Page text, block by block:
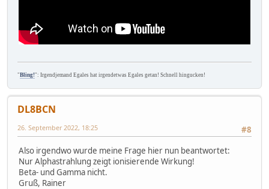
"Bling!": Irgendjemand Egales hat irgendetwas Egales getan! Schnell hingucken!
DL8BCN
#8
26. September 2022, 18:25
Also irgendwo wurde meine Frage hier nun beantwortet:
Nur Alphastrahlung zeigt ionisierende Wirkung!
Beta- und Gamma nicht.
Gruß, Rainer